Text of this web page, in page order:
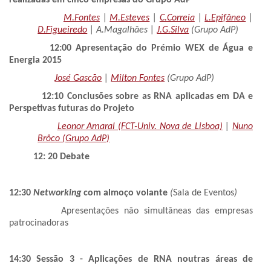
M.Fontes| M.Esteves C.Correia|L.Epifâneo
D.Figueiredo | A.Magalhães |J.G.Silva (Grupo AdP)
12:00 Apresentação do Prémio WEX de Água e
Energia 2015
José Gascão
Milton Fontes (Grupo AdP)
12:10 Conclusões sobre as RNA aplicadas em DA e
Perspetivas futuras do Projeto
Leonor Amaral (FCT-Univ. Nova de Lisboa) |Nuno
Brôco (Grupo AdP)
12: 20 Debate
12:30 Networkingcom almoço volante (Sala de Eventos)
Apresentações não simultâneas das empresas
patrocinadoras
14:30 Sessão 3 - Aplicações de RNA noutras áreas de